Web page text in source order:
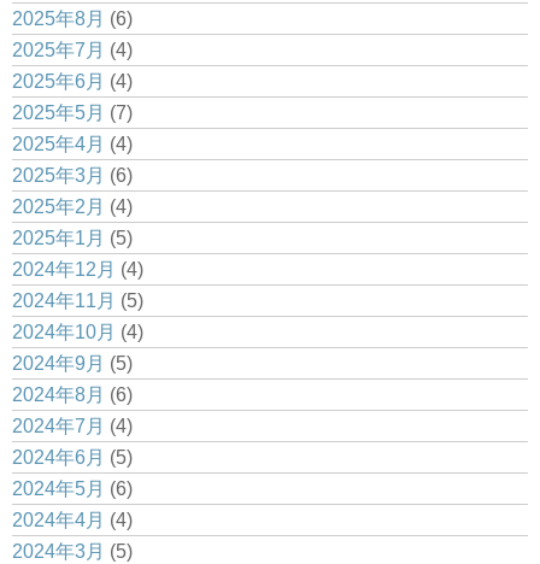
2025年8月 (6)
2025年7月 (4)
2025年6月 (4)
2025年5月 (7)
2025年4月 (4)
2025年3月 (6)
2025年2月 (4)
2025年1月 (5)
2024年12月 (4)
2024年11月 (5)
2024年10月 (4)
2024年9月 (5)
2024年8月 (6)
2024年7月 (4)
2024年6月 (5)
2024年5月 (6)
2024年4月 (4)
2024年3月 (5)